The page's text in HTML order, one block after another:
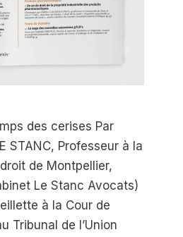
des cerises Par
STANC, Professeur à la
de Montpellier,
Le Stanc Avocats)
à la Cour de
Tribunal de l’Union